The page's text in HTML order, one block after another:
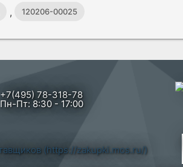
, 120206-00025
+7(495) 78-318-78
Пн-Пт: 8:30 - 17:00